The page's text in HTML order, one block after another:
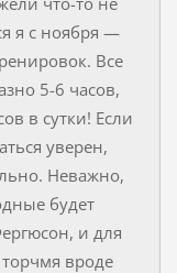
я с ноября —
Все
5-6 часов,
в сутки! Если
уверен,
Неважно,
будет
и для
вроде